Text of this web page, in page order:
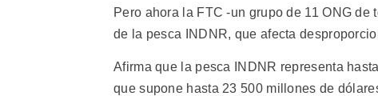
Pero ahora la FTC -un grupo de 11 ONG
de la pesca INDNR, que afecta
Afirma que la pesca INDNR representa
que supone hasta 23 500 millones de